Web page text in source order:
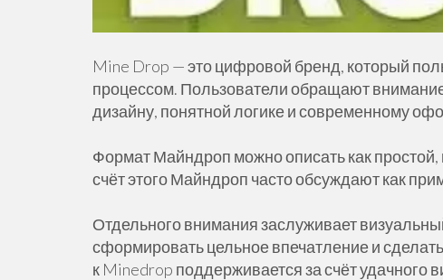
Mine Drop — это цифровой бренд, который
процессом. Пользователи обращают
дизайну, понятной логике и современному
Формат Майндроп можно описать как
счёт этого Майндроп часто обсуждают как
Отдельного внимания заслуживает
сформировать цельное впечатление и
к Minedrop поддерживается за счёт удачного